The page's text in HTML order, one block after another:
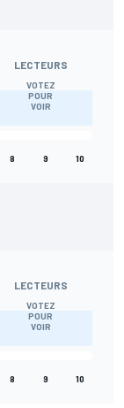
LECTEURS
VOTEZ
POUR
VOIR
8 9 10
LECTEURS
VOTEZ
POUR
VOIR
8 9 10